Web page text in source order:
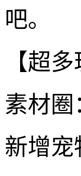
吧。
【超
素材
新增宠